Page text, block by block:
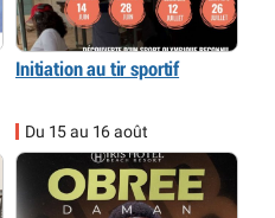
Initiation au tir sportif
Du 15 au 16 août